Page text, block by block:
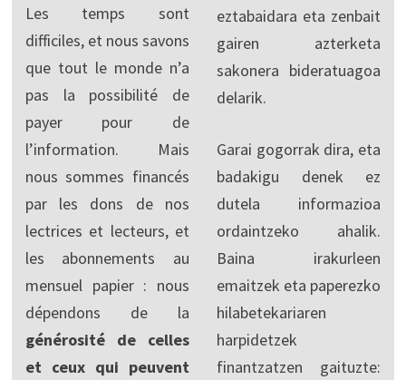
Les temps sont
difficiles, et nous savons
que tout le monde n’a
pas la possibilité de
payer pour de
l’information. Mais
nous sommes financés
par les dons de nos
lectrices et lecteurs, et
les abonnements au
mensuel papier : nous
dépendons de la
générosité de celles
et ceux qui peuvent
eztabaidara eta zenbait
gairen azterketa
sakonera bideratuagoa
delarik.
Garai gogorrak dira, eta
badakigu denek ez
dutela informazioa
ordaintzeko ahalik.
Baina irakurleen
emaitzek eta paperezko
hilabetekariaren
harpidetzek
finantzatzen gaituzte: